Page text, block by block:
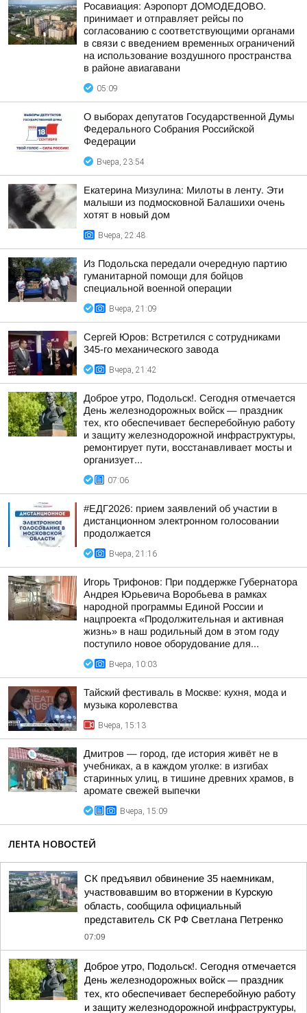
Росавиация: Аэропорт ДОМОДЕДОВО.
принимает и отправляет рейсы по
согласованию с соответствующими органами
в связи с введением временных ограничений
на использование воздушного пространства
в районе авиагавани
05:09
О выборах депутатов Государственной Думы
Федерального Собрания Российской
Федерации
Вчера, 23:54
Екатерина Мизулина: Милоты в ленту. Эти
малыши из подмосковной Балашихи очень
хотят в новый дом
Вчера, 22:48
Из Подольска передали очередную партию
гуманитарной помощи для бойцов
специальной военной операции
Вчера, 21:09
Сергей Юров: Встретился с сотрудниками
345-го механического завода
Вчера, 21:42
Доброе утро, Подольск!. Сегодня отмечается
День железнодорожных войск — праздник
тех, кто обеспечивает бесперебойную работу
и защиту железнодорожной инфраструктуры,
ремонтирует пути, восстанавливает мосты и
организует...
07:06
#ЕДГ2026: прием заявлений об участии в
дистанционном электронном голосовании
продолжается
Вчера, 21:16
Игорь Трифонов: При поддержке Губернатора
Андрея Юрьевича Воробьева в рамках
народной программы Единой России и
нацпроекта «Продолжительная и активная
жизнь» в наш родильный дом в этом году
поступило новое оборудование для...
Вчера, 10:03
Тайский фестиваль в Москве: кухня, мода и
музыка королевства
Вчера, 15:13
Дмитров — город, где история живёт не в
учебниках, а в каждом уголке: в изгибах
старинных улиц, в тишине древних храмов, в
аромате свежей выпечки
Вчера, 15:09
ЛЕНТА НОВОСТЕЙ
СК предъявил обвинение 35 наемникам,
участвовавшим во вторжении в Курскую
область, сообщила официальный
представитель СК РФ Светлана Петренко
07:09
Доброе утро, Подольск!. Сегодня отмечается
День железнодорожных войск — праздник
тех, кто обеспечивает бесперебойную работу
и защиту железнодорожной инфраструктуры,